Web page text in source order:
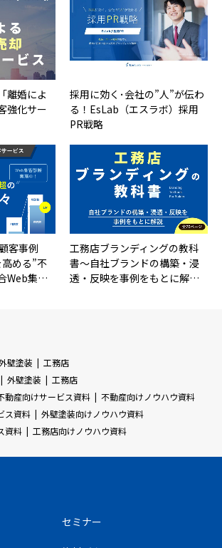
離婚によ
強化サー
採用に効く･会社の”人”が伝わ
る！EsLab（エスラボ）採用
PR戦略
客事例
める”不
Web集…
工務店ブランディングの教科
書～自社ブランドの構築・浸
透・反映を事例をもとに解…
壁塗装
工務店
外壁塗装
工務店
動産向けサービス資料
不動産向けノウハウ資料
ス資料
外壁塗装向けノウハウ資料
資料
工務店向けノウハウ資料
セミナー